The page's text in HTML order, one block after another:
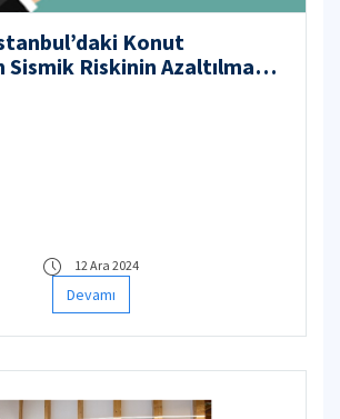
Konut
Sismik Riskinin Azaltılması -
12 Ara 2024
Devamı